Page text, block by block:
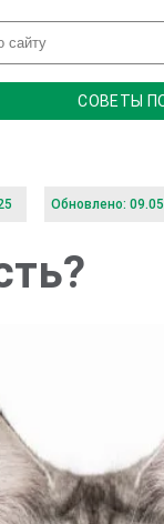
СОВЕТЫ
Обновлено: